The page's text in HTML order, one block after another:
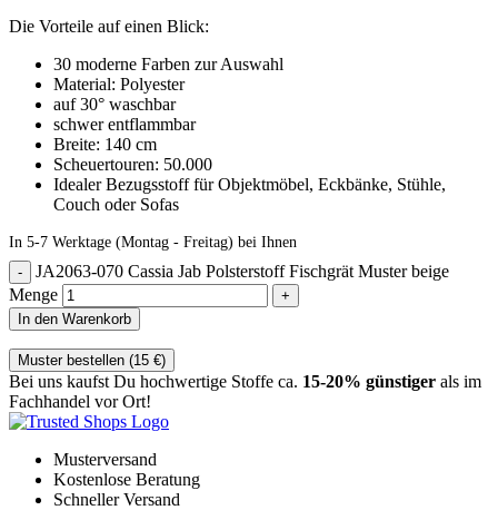
Die Vorteile auf einen Blick:
30 moderne Farben zur Auswahl
Material: Polyester
auf 30° waschbar
schwer entflammbar
Breite: 140 cm
Scheuertouren: 50.000
Idealer Bezugsstoff für Objektmöbel, Eckbänke, Stühle,
Couch oder Sofas
In 5-7 Werktage (Montag - Freitag) bei Ihnen
JA2063-070 Cassia Jab Polsterstoff Fischgrät Muster beige
Menge
In den Warenkorb
Muster bestellen (15 €)
Bei uns kaufst Du hochwertige Stoffe ca. 15-20% günstiger als im
Fachhandel vor Ort!
Musterversand
Kostenlose Beratung
Schneller Versand